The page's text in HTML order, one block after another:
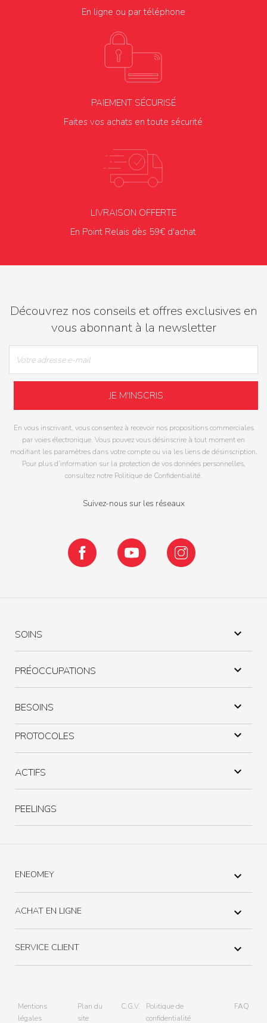
En ligne ou par téléphone
PAIEMENT SÉCURISÉ
Faites vos achats en toute sécurité
LIVRAISON OFFERTE
En Point Relais dès 59€ d'achat
Découvrez nos conseils et offres exclusives en
vous abonnant à la newsletter
En vous inscrivant, vous consentez à recevoir nos propositions commerciales
par voies électronique. Vous pouvez vous désinscrire à tout moment en
modifiant les paramètres dans votre compte ou via les liens de désinscription.
Pour plus d’information sur la protection de vos données personnelles,
consultez notre Politique de Confidentialité.
Suivez-nous sur les réseaux
Facebook YouTube
SOINS 
PRÉOCCUPATIONS 
BESOINS 
PROTOCOLES 
ACTIFS 
PEELINGS
ENEOMEY 
ACHAT EN LIGNE 
SERVICE CLIENT 
Mentions
légales
Plan du
site
C.G.V.
Politique de
confidentialité
FAQ